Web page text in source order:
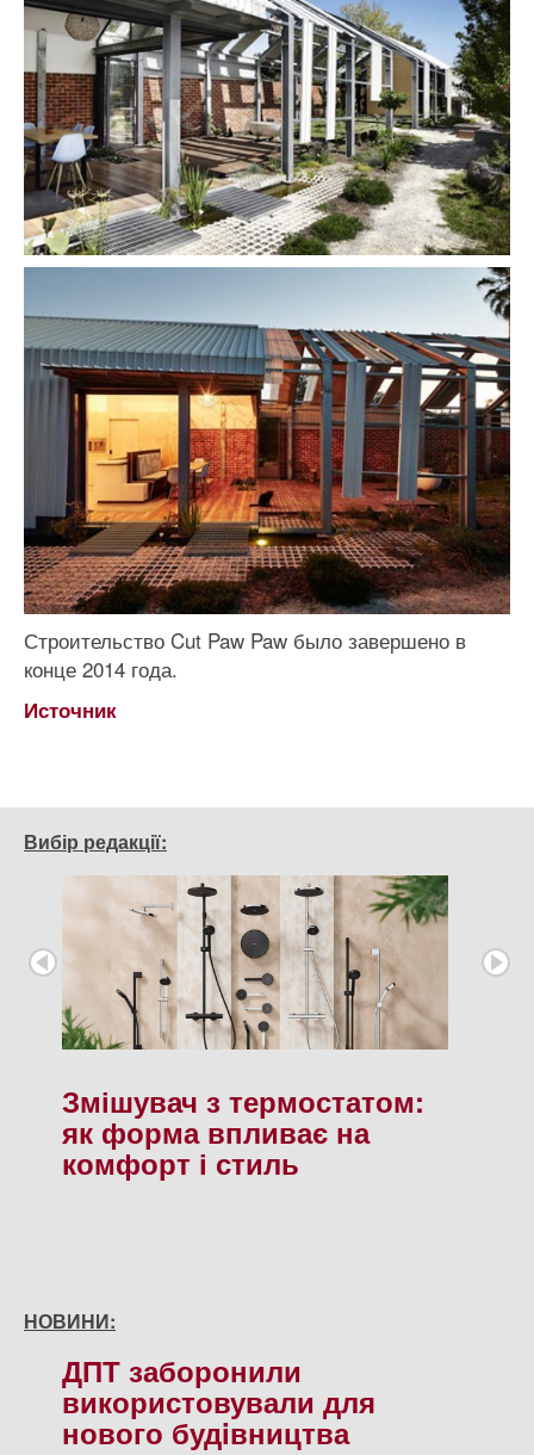
Строительство Cut Paw Paw было завершено в
конце 2014 года.
Источник
Вибір редакції:
Змішувач з термостатом:
як форма впливає на
комфорт і стиль
НОВИНИ:
ДПТ заборонили
використовували для
нового будiвництва